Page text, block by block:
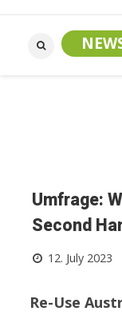
Umfrage:
Second
12. July 2023
Re-Use